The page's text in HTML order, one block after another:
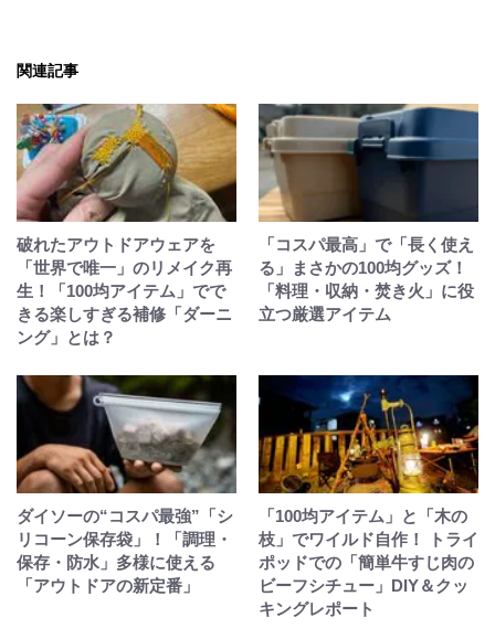
関連記事
破れたアウトドアウェアを
「世界で唯一」のリメイク再
生！「100均アイテム」でで
きる楽しすぎる補修「ダーニ
ング」とは？
「コスパ最高」で「長く使え
る」まさかの100均グッズ！
「料理・収納・焚き火」に役
立つ厳選アイテム
ダイソーの“コスパ最強”「シ
リコーン保存袋」！「調理・
保存・防水」多様に使える
「アウトドアの新定番」
「100均アイテム」と「木の
枝」でワイルド自作！ トライ
ポッドでの「簡単牛すじ肉の
ビーフシチュー」DIY＆クッ
キングレポート